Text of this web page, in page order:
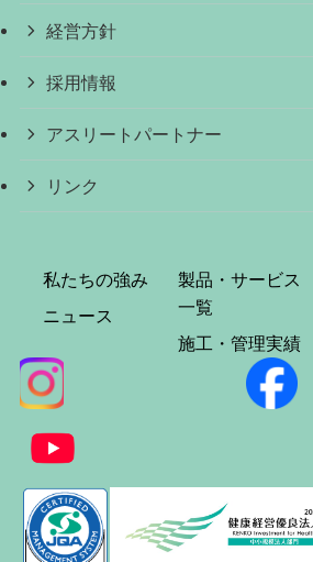
経営方針
採用情報
アスリートパートナー
リンク
私たちの強み
ニュース
製品・サービス
一覧
施工・管理実績